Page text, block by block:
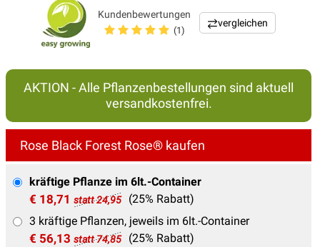
Kundenbewertungen
(1)
vergleichen
AKTION - Alle Pflanzenbestellungen sind aktuell
versandkostenfrei.
Rose Black Forest Rose® kaufen
kräftige Pflanze im 6lt.-Container
€ 18,71 statt 24,95
(25% Rabatt)
3 kräftige Pflanzen, jeweils im 6lt.-Container
€ 56,13 statt 74,85
(25% Rabatt)